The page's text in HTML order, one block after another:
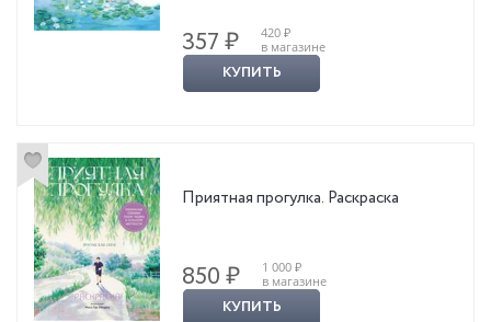
357 ₽
420 ₽
в магазине
КУПИТЬ
Приятная прогулка. Раскраска
850 ₽
1 000 ₽
в магазине
КУПИТЬ